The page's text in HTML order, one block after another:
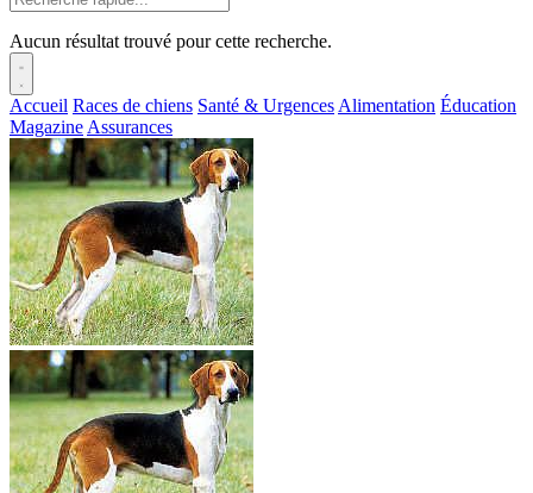
Aucun résultat trouvé pour cette recherche.
Accueil Races de chiens Santé & Urgences Alimentation Éducation
Magazine Assurances